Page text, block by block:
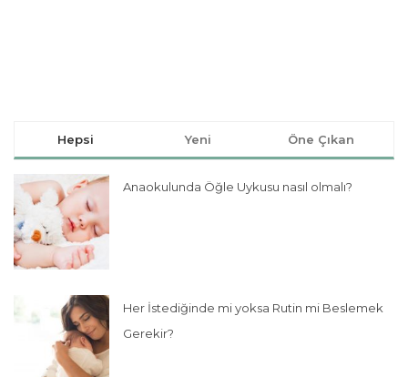
Hepsi Yeni Öne Çıkan
Anaokulunda Öğle Uykusu nasıl olmalı?
Her İstediğinde mi yoksa Rutin mi Beslemek
Gerekir?